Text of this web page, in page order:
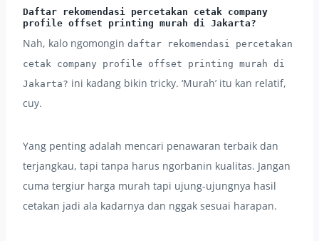
Daftar rekomendasi percetakan cetak company
profile offset printing murah di Jakarta?
Nah, kalo ngomongin daftar rekomendasi percetakan
cetak company profile offset printing murah di
Jakarta? ini kadang bikin tricky. ‘Murah’ itu kan relatif,
cuy.
Yang penting adalah mencari penawaran terbaik dan
terjangkau, tapi tanpa harus ngorbanin kualitas. Jangan
cuma tergiur harga murah tapi ujung-ujungnya hasil
cetakan jadi ala kadarnya dan nggak sesuai harapan.